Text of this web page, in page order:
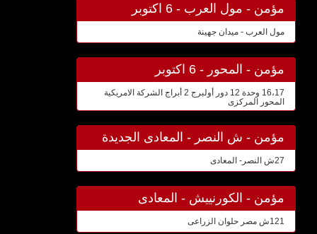
مؤمن - مول العرب - 6 اكتوبر
مول العرب - ميدان جهينة
مؤمن - المحور - 6 اكتوبر
16،17 وحدة 12 دور أولبرج 2 أبراج الشركة الامريكية
المحور المركزى
مؤمن - ش النصر - المعادى الجديدة
27ش النصر- المعادى
مؤمن - الكورنييش - المعادى
121ش مصر حلوان الزراعى